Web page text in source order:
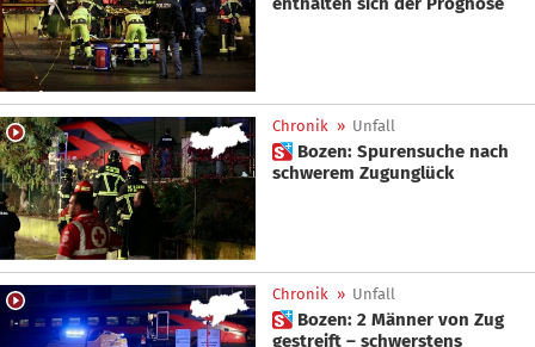
Chronik » Unfall
 Bozen: Spurensuche nach
schwerem Zugunglück
Chronik » Unfall
 Bozen: 2 Männer von Zug
gestreift – schwerstens